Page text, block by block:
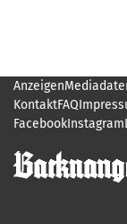
Anzeigen
KontaktFAQ
FacebookInstagram